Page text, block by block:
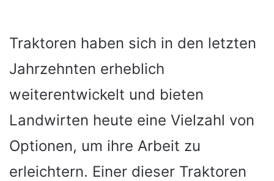
Traktoren haben sich in den letzten
Jahrzehnten erheblich
weiterentwickelt und bieten
Landwirten heute eine Vielzahl von
Optionen, um ihre Arbeit zu
erleichtern. Einer dieser Traktoren